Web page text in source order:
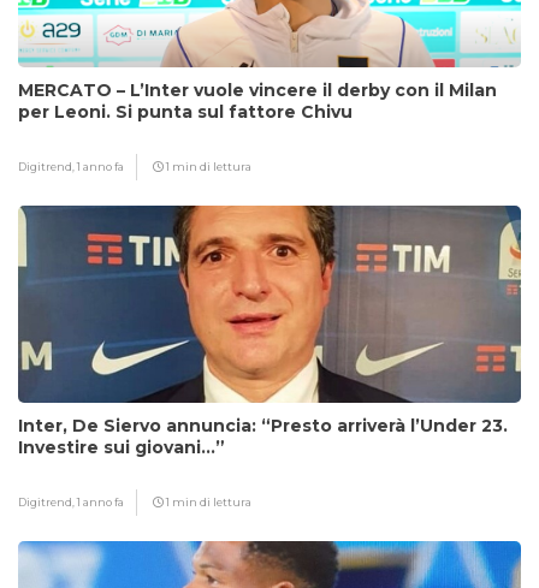
MERCATO – L’Inter vuole vincere il derby con il Milan
per Leoni. Si punta sul fattore Chivu
Digitrend,1 anno fa 1 min di lettura
Inter, De Siervo annuncia: “Presto arriverà l’Under 23.
Investire sui giovani…”
Digitrend,1 anno fa 1 min di lettura